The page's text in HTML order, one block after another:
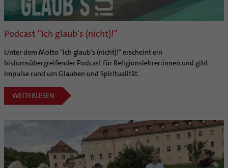
Podcast "Ich glaub's (nicht)!"
Unter dem Motto "Ich glaub's (nicht)!" erscheint ein
bistumsübergreifender Podcast für Religionslehrer:innen und gibt
Impulse rund um Glauben und Spiritualität.
WEITERLESEN